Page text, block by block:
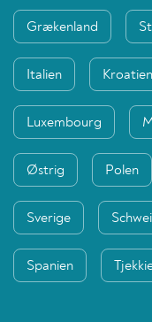
Grækenland
Italien Kroatien
Luxembourg
Østrig Polen
Sverige
Spanien